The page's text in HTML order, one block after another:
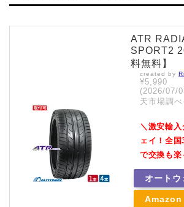
ATR
SPORT2
料無料】
created by
¥5,990
(2026/07/
天市場調べ
＼激安輸入
ェイ！全
で交換も楽
オートウ
Amazon